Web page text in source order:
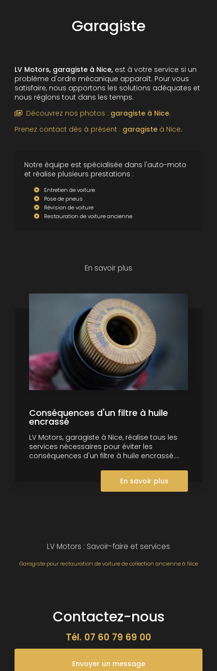
Garagiste
LV Motors, garagiste à Nice, est à votre service si un
problème d'ordre mécanique apparaît. Pour vous
satisfaire, nous apportons les solutions adéquates et
nous réglons tout dans les temps.
Découvrez nos photos : garagiste à Nice.
Prenez contact dès à présent : garagiste à Nice.
Notre équipe est spécialisée dans l'auto-moto
et réalise plusieurs prestations :
Entretien de voiture
Pose de pneus
Révision de voiture
Restauration de voiture ancienne
En savoir plus
Conséquences d'un filtre à huile
encrassé
LV Motors, garagiste à Nice, réalise tous les
services nécessaires pour éviter les
conséquences d'un filtre à huile encrassé....
En savoir plus
LV Motors : Savoir-faire et services
Garagiste pour restauration de voiture de collection ancienne à Nice
Contactez-nous
Tél. 07 60 79 69 00
Envoyer un message